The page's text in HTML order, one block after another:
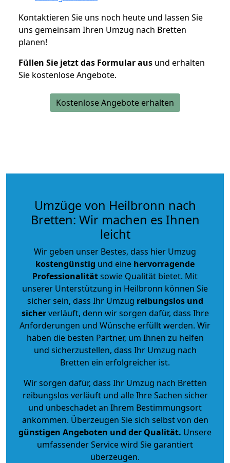
Kontaktieren Sie uns noch heute und lassen Sie
uns gemeinsam Ihren Umzug nach Bretten
planen!
Füllen Sie jetzt das Formular aus und erhalten
Sie kostenlose Angebote.
Kostenlose Angebote erhalten
Umzüge von Heilbronn nach
Bretten: Wir machen es Ihnen
leicht
Wir geben unser Bestes, dass hier Umzug
kostengünstig und eine hervorragende
Professionalitätsowie Qualität bietet. Mit
unserer Unterstützung in Heilbronn können Sie
sicher sein, dass Ihr Umzug reibungslos und
sicherverläuft, denn wir sorgen dafür, dass Ihre
Anforderungen und Wünsche erfüllt werden. Wir
haben die besten Partner, um Ihnen zu helfen
und sicherzustellen, dass Ihr Umzug nach
Bretten ein erfolgreicher ist.
Wir sorgen dafür, dass Ihr Umzug nach Bretten
reibungslos verläuft und alle Ihre Sachen sicher
und unbeschadet an Ihrem Bestimmungsort
ankommen. Überzeugen Sie sich selbst von den
günstigen Angeboten und der Qualität. Unsere
umfassender Service wird Sie garantiert
überzeugen.